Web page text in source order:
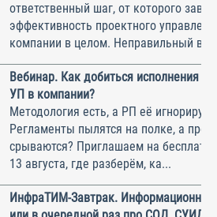
ответственный шаг, от которого
эффективность проектного
компании в целом. Неправильный
Вебинар. Как добиться исполнения
УП в компании?
Методология есть, а РП её
Регламенты пылятся на полке, а
срываются? Приглашаем на
13 августа, где разберём, ка...
ИнфраТИМ-Завтрак.